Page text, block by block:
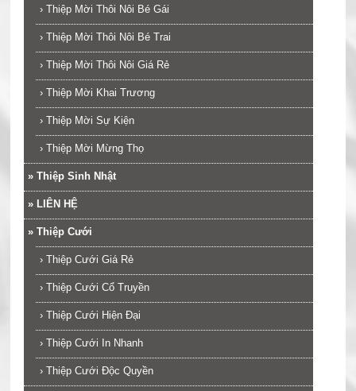
› Thiệp Mời Thôi Nôi Bé Gái
› Thiệp Mời Thôi Nôi Bé Trai
› Thiệp Mời Thôi Nôi Giá Rẻ
› Thiệp Mời Khai Trương
› Thiệp Mời Sự Kiện
› Thiệp Mời Mừng Thọ
» Thiệp Sinh Nhật
» LIÊN HỆ
» Thiệp Cưới
› Thiệp Cưới Giá Rẻ
› Thiệp Cưới Cổ Truyền
› Thiệp Cưới Hiện Đại
› Thiệp Cưới In Nhanh
› Thiệp Cưới Độc Quyền